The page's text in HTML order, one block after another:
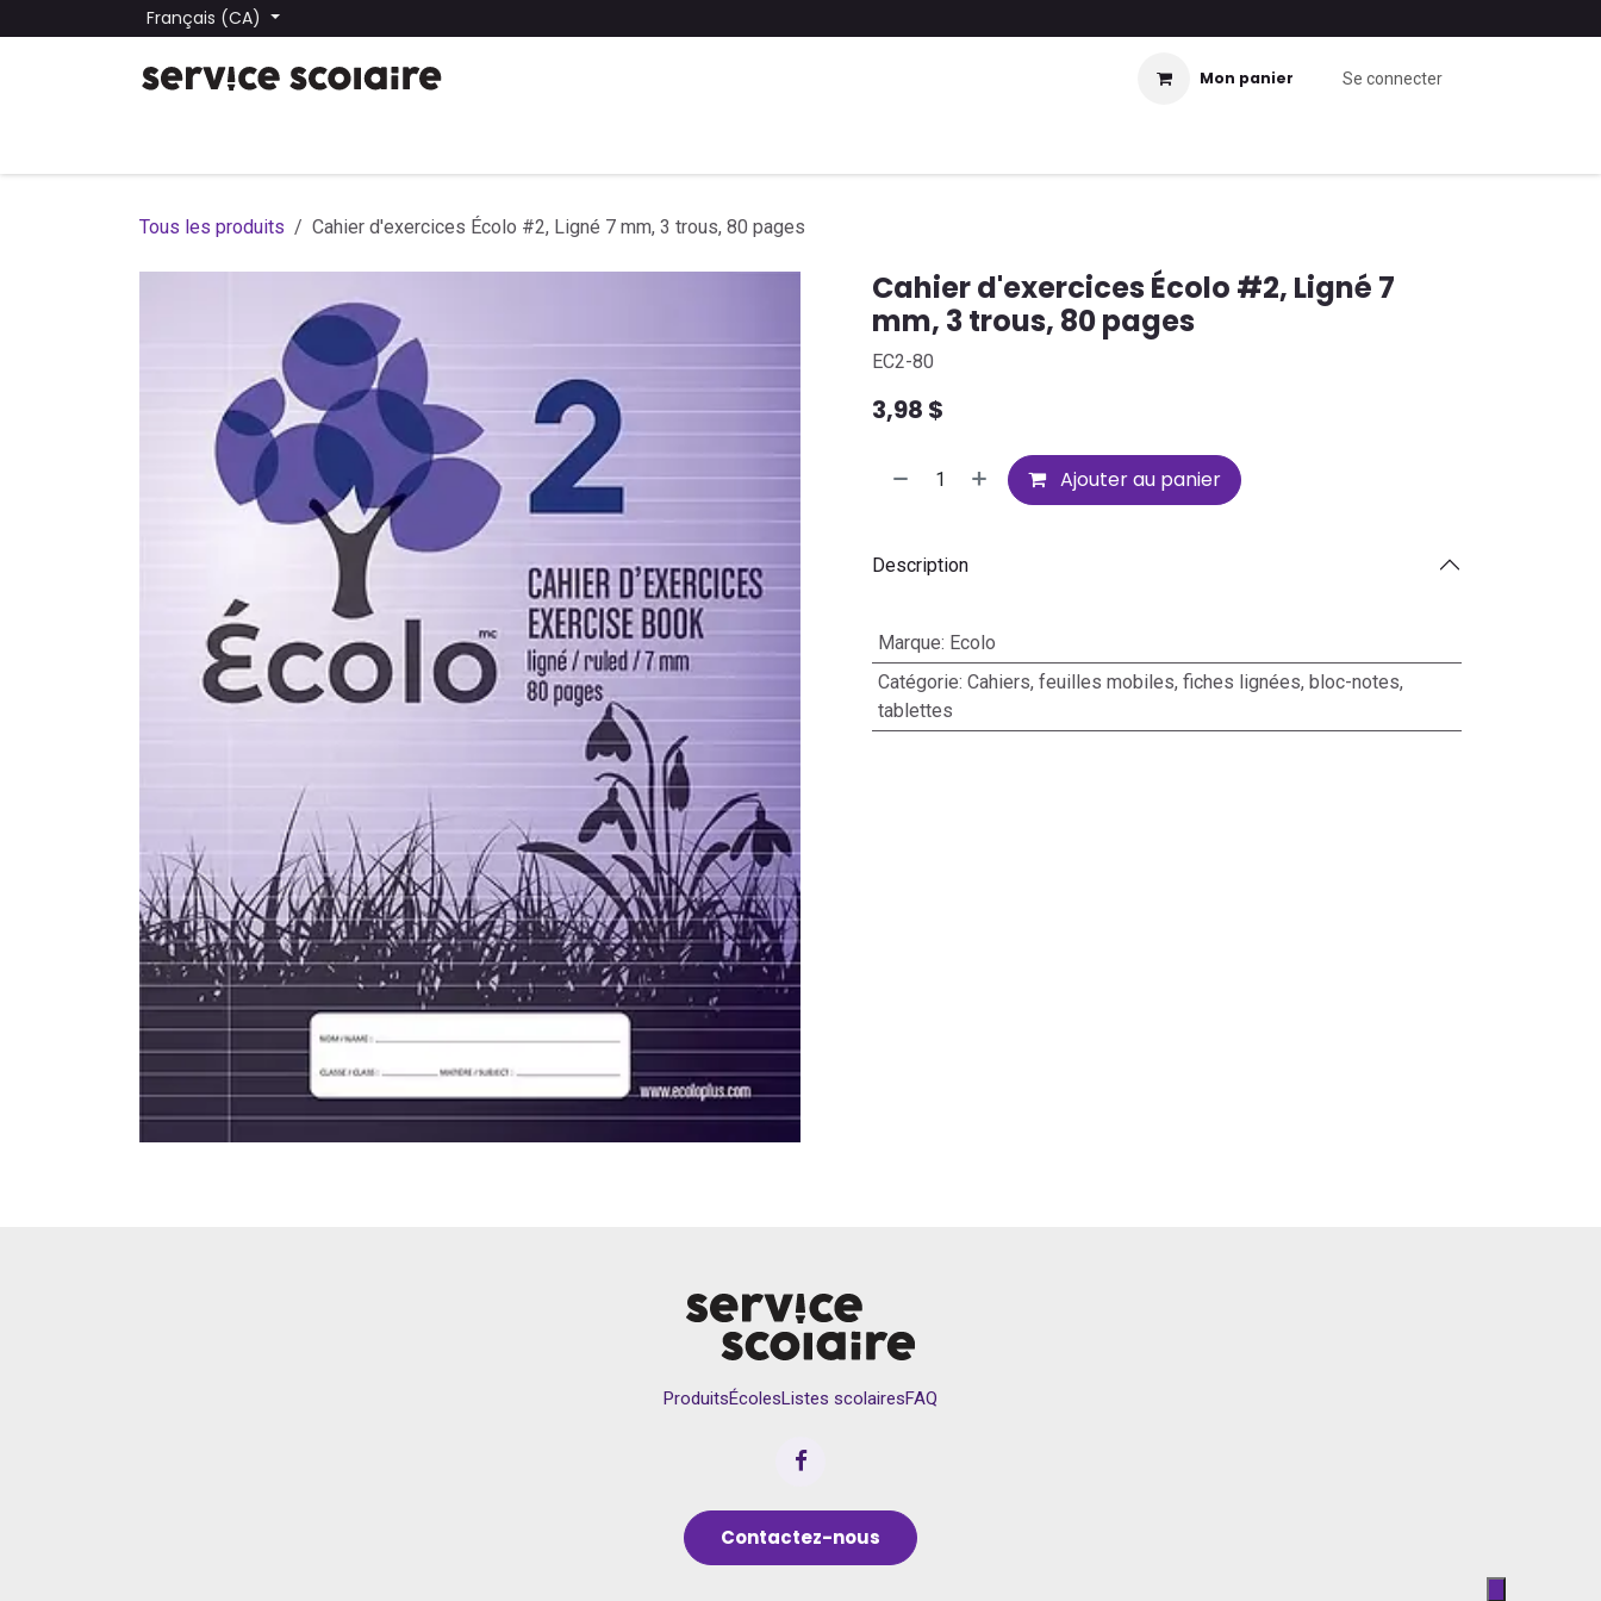
Se rendre au contenuFrançais (CA)
Mon panier Se connecter
Tous les produits Cahier d'exercices Écolo #2, Ligné 7 mm, 3 trous, 80 pages
Cahier d'exercices Écolo #2, Ligné 7
mm, 3 trous, 80 pages
EC2-80
3,98 $
Ajouter au panier
Description
Marque: Ecolo
Catégorie: Cahiers, feuilles mobiles, fiches lignées, bloc-notes,
tablettes
ProduitsÉcolesListes scolairesFAQ
Contactez-nous